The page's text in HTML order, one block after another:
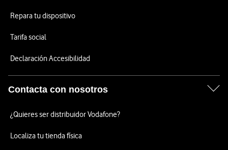
Repara tu dispositivo
Tarifa social
Declaración Accesibilidad
Contacta con nosotros
¿Quieres ser distribuidor Vodafone?
Localiza tu tienda física